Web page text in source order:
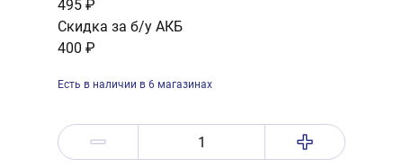
495 ₽
Скидка за б/у АКБ
400 ₽
Есть в наличии в 6 магазинах